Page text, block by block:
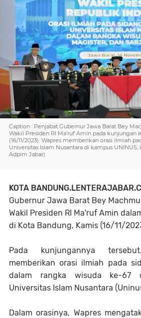
Caption : Penjabat Gubernur Jawa Barat Bey
Wakil Presiden RI Ma'ruf Amin pada kunjungan
(16/11/2023). Wapres memberikan orasi ilmiah
Universitas Islam Nusantara di kampus
Adpim Jabar)
KOTA
Gubernur Jawa Barat Bey
Wakil Presiden RI Ma'ruf Amin
di Kota Bandung, Kamis (16/11/
Pada kunjungannya
memberikan orasi ilmiah pada
dalam rangka wisuda ke-67
Universitas Islam Nusantara
Dalam orasinya, Wapres